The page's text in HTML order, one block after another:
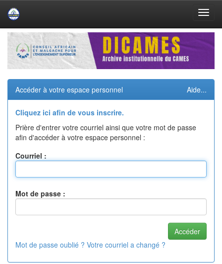
Skip
navigation
Accéder à votre espace personnel Aide...
Cliquez ici afin de vous inscrire.
Prière d'entrer votre courriel ainsi que votre mot de passe
afin d'accéder à votre espace personnel :
Courriel :
Mot de passe :
Mot de passe oublié ? Votre courriel a changé ?